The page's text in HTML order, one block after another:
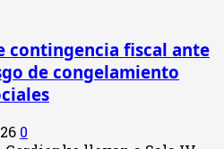
contingencia fiscal ante
de congelamiento
0